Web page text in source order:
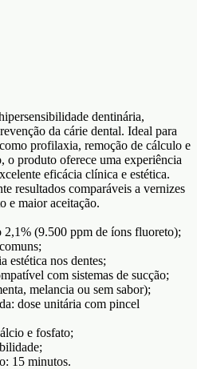
dentinária,
da cárie dental. Ideal para
profilaxia, remoção de cálculo e
o produto oferece uma experiência
eficácia clínica e estética.
resultados comparáveis a vernizes
e maior aceitação.
2,1% (9.500 ppm de íons fluoreto);
estética nos dentes;
com sistemas de sucção;
melancia ou sem sabor);
dose unitária com pincel
e fosfato;
15 minutos.